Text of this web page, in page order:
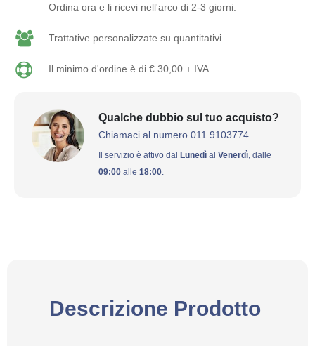
Ordina ora e li ricevi nell'arco di 2-3 giorni.
Trattative personalizzate su quantitativi.
Il minimo d'ordine è di € 30,00 + IVA
Qualche dubbio sul tuo acquisto?
Chiamaci al numero 011 9103774
Il servizio è attivo dal Lunedì al Venerdì, dalle
09:00 alle 18:00.
Descrizione Prodotto